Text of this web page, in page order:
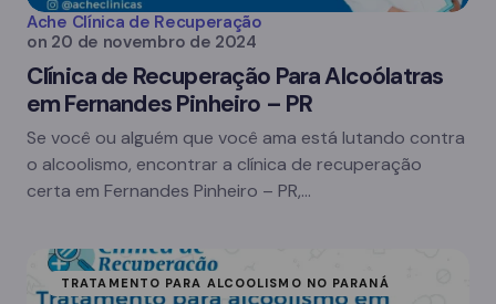
Ache Clínica de Recuperação
on 20 de novembro de 2024
Clínica de Recuperação Para Alcoólatras
em Fernandes Pinheiro – PR
Se você ou alguém que você ama está lutando contra
o alcoolismo, encontrar a clínica de recuperação
certa em Fernandes Pinheiro – PR,…
TRATAMENTO PARA ALCOOLISMO NO PARANÁ